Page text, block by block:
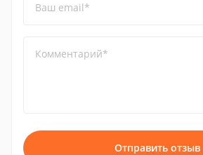
Ваш email*
Комментарий*
Отправить отзыв